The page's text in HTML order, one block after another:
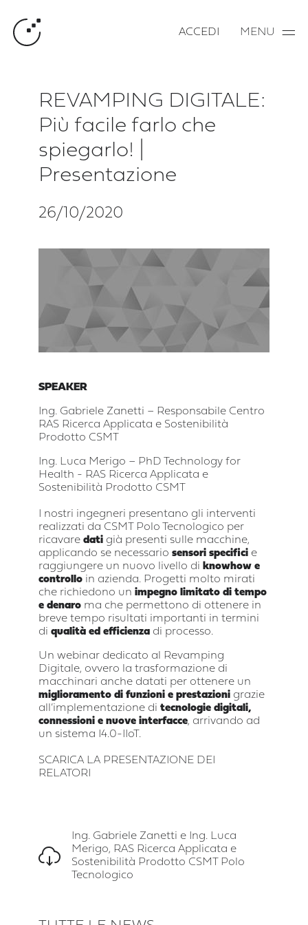
ACCEDI MENU
REVAMPING DIGITALE:
Più facile farlo che
spiegarlo! |
Presentazione
26/10/2020
SPEAKER
Ing. Gabriele Zanetti – Responsabile Centro
RAS Ricerca Applicata e Sostenibilità
Prodotto CSMT
Ing. Luca Merigo – PhD Technology for
Health - RAS Ricerca Applicata e
Sostenibilità Prodotto CSMT
I nostri ingegneri presentano gli interventi
realizzati da CSMT Polo Tecnologico per
ricavare dati già presenti sulle macchine,
applicando se necessario sensori specifici e
raggiungere un nuovo livello di knowhow e
controllo in azienda. Progetti molto mirati
che richiedono un impegno limitato di tempo
e denaro ma che permettono di ottenere in
breve tempo risultati importanti in termini
di qualità ed efficienza di processo.
Un webinar dedicato al Revamping
Digitale, ovvero la trasformazione di
macchinari anche datati per ottenere un
miglioramento di funzioni e prestazioni grazie
all’implementazione di tecnologie digitali,
connessioni e nuove interfacce, arrivando ad
un sistema I4.0-IIoT.
SCARICA LA PRESENTAZIONE DEI
RELATORI
Ing. Gabriele Zanetti e Ing. Luca
Merigo, RAS Ricerca Applicata e
Sostenibilità Prodotto CSMT Polo
Tecnologico